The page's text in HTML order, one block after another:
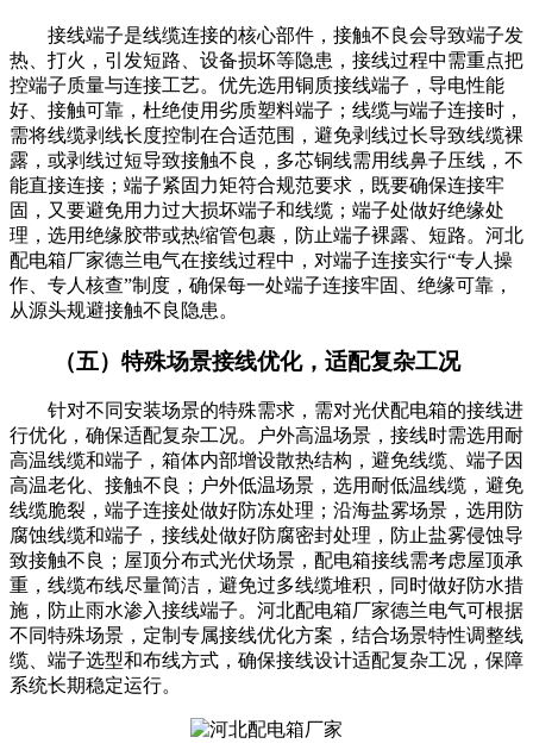
接线端子是线缆连接的核心部件，接触不良会导致端子发
热、打火，引发短路、设备损坏等隐患，接线过程中需重点把
控端子质量与连接工艺。优先选用铜质接线端子，导电性能
好、接触可靠，杜绝使用劣质塑料端子；线缆与端子连接时，
需将线缆剥线长度控制在合适范围，避免剥线过长导致线缆裸
露，或剥线过短导致接触不良，多芯铜线需用线鼻子压线，不
能直接连接；端子紧固力矩符合规范要求，既要确保连接牢
固，又要避免用力过大损坏端子和线缆；端子处做好绝缘处
理，选用绝缘胶带或热缩管包裹，防止端子裸露、短路。河北
配电箱厂家德兰电气在接线过程中，对端子连接实行“专人操
作、专人核查”制度，确保每一处端子连接牢固、绝缘可靠，
从源头规避接触不良隐患。
（五）特殊场景接线优化，适配复杂工况
针对不同安装场景的特殊需求，需对光伏配电箱的接线进
行优化，确保适配复杂工况。户外高温场景，接线时需选用耐
高温线缆和端子，箱体内部增设散热结构，避免线缆、端子因
高温老化、接触不良；户外低温场景，选用耐低温线缆，避免
线缆脆裂，端子连接处做好防冻处理；沿海盐雾场景，选用防
腐蚀线缆和端子，接线处做好防腐密封处理，防止盐雾侵蚀导
致接触不良；屋顶分布式光伏场景，配电箱接线需考虑屋顶承
重，线缆布线尽量简洁，避免过多线缆堆积，同时做好防水措
施，防止雨水渗入接线端子。河北配电箱厂家德兰电气可根据
不同特殊场景，定制专属接线优化方案，结合场景特性调整线
缆、端子选型和布线方式，确保接线设计适配复杂工况，保障
系统长期稳定运行。